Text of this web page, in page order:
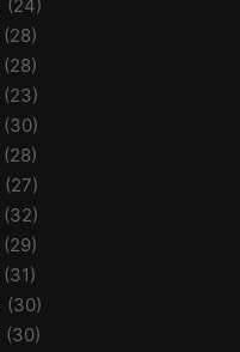
(24)
(28)
(28)
(23)
(30)
(28)
(27)
(32)
(29)
(31)
(30)
(30)